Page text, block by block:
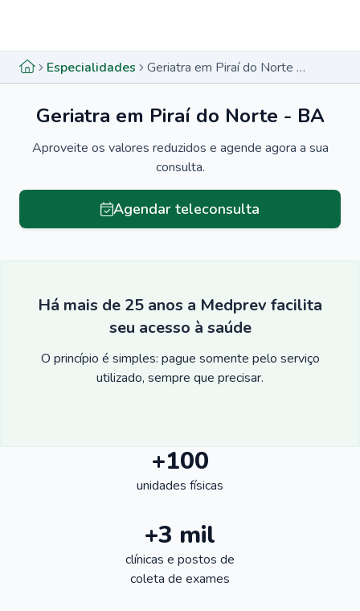
Especialidades Geriatra em Piraí do Norte - BA
Geriatra em Piraí do Norte - BA
Aproveite os valores reduzidos e agende agora a sua
consulta.
Agendar teleconsulta
Há mais de 25 anos a Medprev facilita
seu acesso à saúde
O princípio é simples: pague somente pelo serviço
utilizado, sempre que precisar.
+100
unidades físicas
+3 mil
clínicas e postos de
coleta de exames